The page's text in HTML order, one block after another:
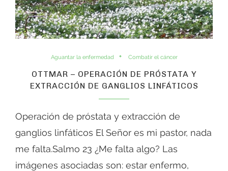
Aguantar la enfermedad Combatir el cáncer
OTTMAR – OPERACIÓN DE PRÓSTATA Y
EXTRACCIÓN DE GANGLIOS LINFÁTICOS
Operación de próstata y extracción de
ganglios linfáticos El Señor es mi pastor, nada
me falta.Salmo 23 ¿Me falta algo? Las
imágenes asociadas son: estar enfermo,